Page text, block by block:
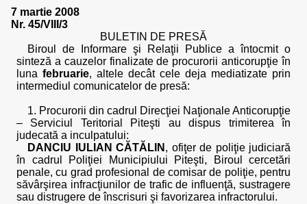
sesizați-
ne
Ce
înseamnă
corupție
Cum
sesizați
de
corupție?
Cum
este
cel care
denunță?
Ce
trebuie
conțină o
sesizare?
Fazele
procesului
Ce
urmează
sesizez
o faptă
de
corupție?
Care sunt
drepturile și
persoanelor
în procesul
penal?
Cum
sprijiniți
oferind
date
despre
posibile
corupție?
despre
noi
Cine
lucrează
Cu ce
se
DNA?
Sursele
de
ale DNA
Structura
Conducerea
Structuri
teritoriale
Cadrul
legal
Resurse
financiare
publice
Resurse
umane
Integritate
instituțională
rezultatele
noastre
Rapoarte
de
Hotărâri
penale
în cauze
de
corupție
mass
media
Biroul de
informare
publice -
Contacte
Comunicate
de presă
Model de
acreditare
Drept
la
Evenimente
informare
publică
Persoana
responsabilă
informarea
publică
Model
solicitare
în baza
Legii
544/2001
Raportul
anual
aplicarea
Legii
544/2001
Legea
544/2001
de
aplicare
Protecția
datelor
caracter
personal
Modalități
de
a
răspunsului
oferit în
baza Legii
cooperare
internațională
Programe
Evenimente
internaționale
Cadrul legal
internațional
7 martie 2008
Nr. 45/VIII/3
BULETIN DE PRESĂ
Biroul de Informare şi Relaţii Publice a întocmit o
sinteză a cauzelor finalizate de procurorii anticorupţie în
luna februarie, altele decât cele deja mediatizate prin
intermediul comunicatelor de presă:
1. Procurorii din cadrul Direcţiei Naţionale Anticorupţie
– Serviciul Teritorial Piteşti au dispus trimiterea în
judecată a inculpatului:
DANCIU IULIAN CĂTĂLIN , ofiţer de poliţie judiciară
în cadrul Poliţiei Municipiului Piteşti, Biroul cercetări
penale, cu grad profesional de comisar de poliţie, pentru
săvârşirea infracţiunilor de trafic de influenţă, sustragere
sau distrugere de înscrisuri şi favorizarea infractorului.